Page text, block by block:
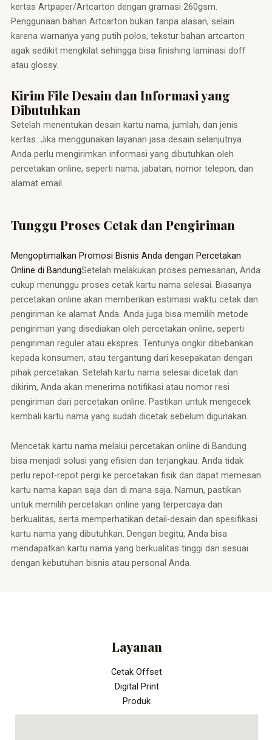
kertas Artpaper/Artcarton dengan gramasi 260gsm.
Penggunaan bahan Artcarton bukan tanpa alasan, selain
karena warnanya yang putih polos, tekstur bahan artcarton
agak sedikit mengkilat sehingga bisa finishing laminasi doff
atau glossy.
Kirim File Desain dan Informasi yang
Dibutuhkan
Setelah menentukan desain kartu nama, jumlah, dan jenis
kertas. Jika menggunakan layanan jasa desain selanjutnya
Anda perlu mengirimkan informasi yang dibutuhkan oleh
percetakan online, seperti nama, jabatan, nomor telepon, dan
alamat email.
Tunggu Proses Cetak dan Pengiriman
Mengoptimalkan Promosi Bisnis Anda dengan Percetakan
Online di BandungSetelah melakukan proses pemesanan, Anda
cukup menunggu proses cetak kartu nama selesai. Biasanya
percetakan online akan memberikan estimasi waktu cetak dan
pengiriman ke alamat Anda. Anda juga bisa memilih metode
pengiriman yang disediakan oleh percetakan online, seperti
pengiriman reguler atau ekspres. Tentunya ongkir dibebankan
kepada konsumen, atau tergantung dari kesepakatan dengan
pihak percetakan. Setelah kartu nama selesai dicetak dan
dikirim, Anda akan menerima notifikasi atau nomor resi
pengiriman dari percetakan online. Pastikan untuk mengecek
kembali kartu nama yang sudah dicetak sebelum digunakan.
Mencetak kartu nama melalui percetakan online di Bandung
bisa menjadi solusi yang efisien dan terjangkau. Anda tidak
perlu repot-repot pergi ke percetakan fisik dan dapat memesan
kartu nama kapan saja dan di mana saja. Namun, pastikan
untuk memilih percetakan online yang terpercaya dan
berkualitas, serta memperhatikan detail-desain dan spesifikasi
kartu nama yang dibutuhkan. Dengan begitu, Anda bisa
mendapatkan kartu nama yang berkualitas tinggi dan sesuai
dengan kebutuhan bisnis atau personal Anda.
Layanan
Cetak Offset
Digital Print
Produk